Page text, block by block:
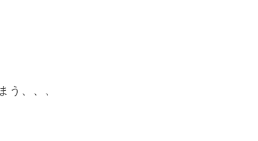
、、、